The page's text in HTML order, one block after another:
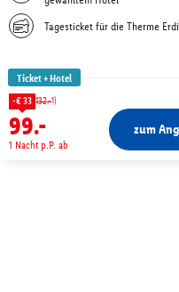
Tagesticket für die Therme
Ticket + Hotel
-€ 33 132.-1)
99.-
1 Nacht p.P. ab
zum